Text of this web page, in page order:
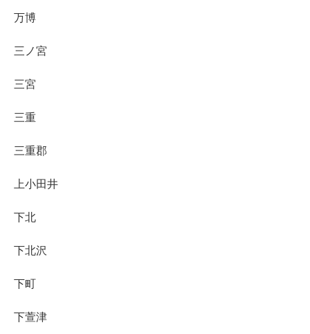
万博
三ノ宮
三宮
三重
三重郡
上小田井
下北
下北沢
下町
下萱津